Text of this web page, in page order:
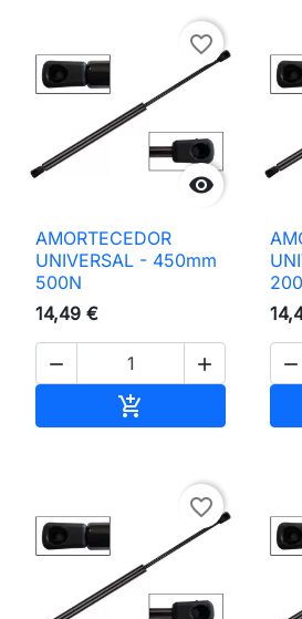

favorite_border
AMORTECEDOR
UNIVERSAL - 450mm
500N
14,49 €
 


favorite_border